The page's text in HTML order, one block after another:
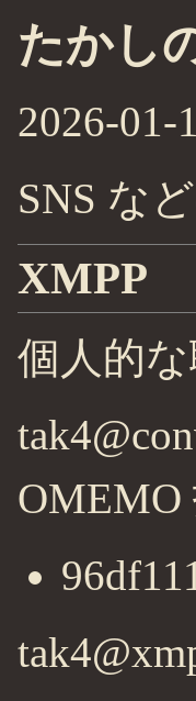
たかし
2026-01-
SNS な
XMPP
個人的